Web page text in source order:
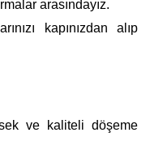
arasındayız.
kapınızdan alıp
ve kaliteli döşeme